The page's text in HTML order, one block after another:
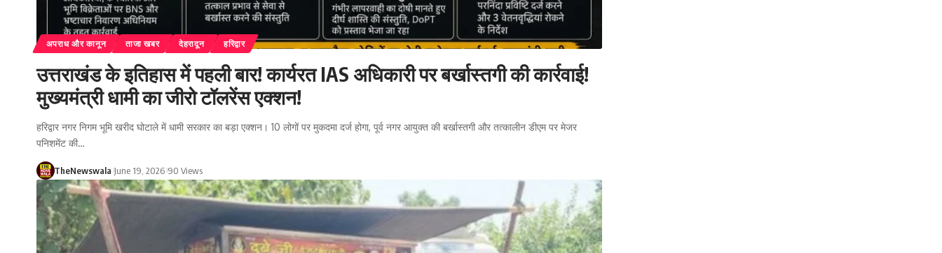
अपराध और कानून ताजा खबर देहरादून हरिद्वार
उत्तराखंड के इतिहास में पहली बार! कार्यरत IAS अधिकारी पर बर्खास्तगी की कार्रवाई!
मुख्यमंत्री धामी का जीरो टॉलरेंस एक्शन!
हरिद्वार नगर निगम भूमि खरीद घोटाले में धामी सरकार का बड़ा एक्शन। 10 लोगों पर मुकदमा दर्ज होगा, पूर्व नगर आयुक्त की बर्खास्तगी और तत्कालीन डीएम पर मेजर
पनिशमेंट की…
TheNewswala June 19, 2026 90 Views